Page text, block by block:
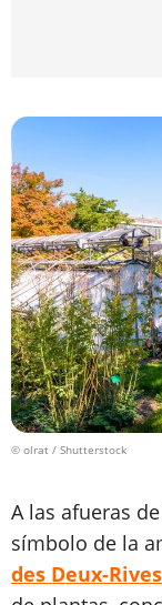
© olrat / Shutterstock
A las afueras
símbolo de la
des Deux-Rives